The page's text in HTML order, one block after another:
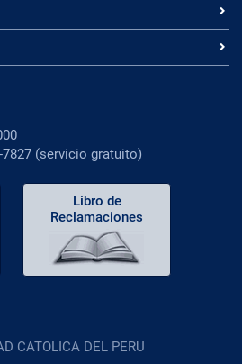
(servicio gratuito)
Libro de
Reclamaciones
CATOLICA DEL PERU